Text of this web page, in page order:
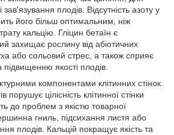
плодів. Відсутність азоту у
його більш оптимальним, ніж
кальцію. Гліцин бетаїн є
захищає рослину від абіотичних
або сольовий стрес, а також сприяє
якості плодів.
компонентами клітинних стінок.
цілісність клітинної стінки
до проблем з якістю товарної
гниль, підсихання листя або
плодів. Кальцій покращує якість та